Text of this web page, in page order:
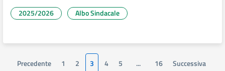
2025/2026 Albo Sindacale
Precedente 1 2 3 4 5 ... 16 Successiva